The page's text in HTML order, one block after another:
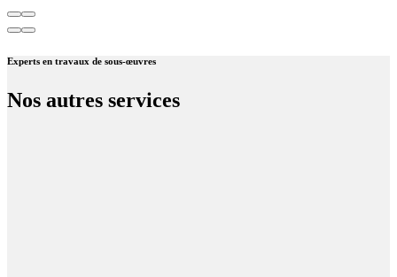
Experts en travaux de sous-œuvres
Nos autres services